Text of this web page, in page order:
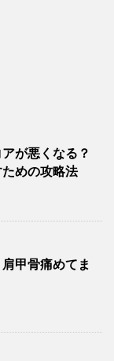
が悪くなる？
めの攻略法
甲骨痛めてま